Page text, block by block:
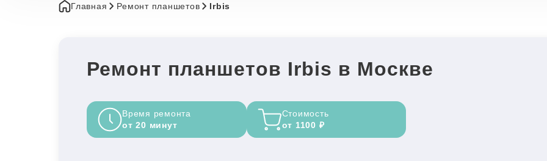
Главная Ремонт планшетов Irbis
Ремонт планшетов Irbis в Москве
Время ремонта
от 20 минут
Стоимость
от 1100 ₽